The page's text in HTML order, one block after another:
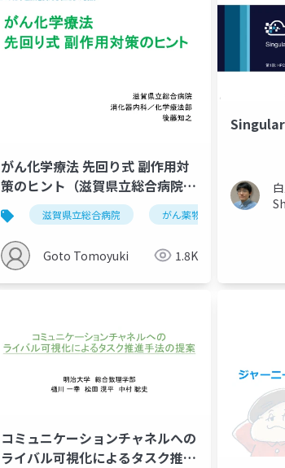
がん化学療法 先回り式 副作用対
策のヒント（滋賀県立総合病院が
ん診療セミナー）20180524
滋賀県立総合病院 がん薬物療法
Goto Tomoyuki 1.8K
コミュニケーションチャネルへの
ライバル可視化によるタスク推進